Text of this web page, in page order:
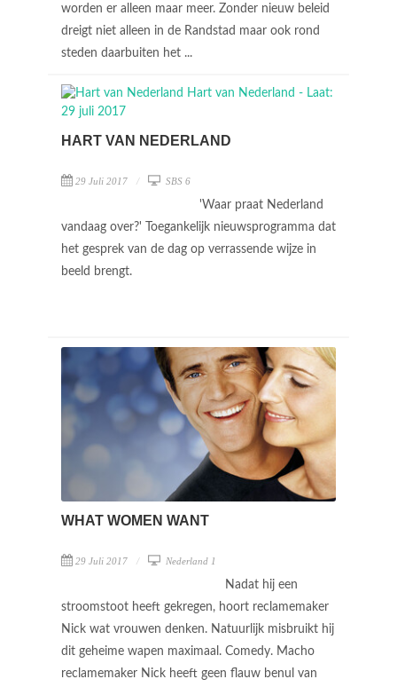
worden er alleen maar meer. Zonder nieuw beleid
dreigt niet alleen in de Randstad maar ook rond
steden daarbuiten het ...
HART VAN NEDERLAND
29 Juli 2017 SBS 6
'Waar praat Nederland
vandaag over?' Toegankelijk nieuwsprogramma dat
het gesprek van de dag op verrassende wijze in
beeld brengt.
WHAT WOMEN WANT
29 Juli 2017 Nederland 1
Nadat hij een
stroomstoot heeft gekregen, hoort reclamemaker
Nick wat vrouwen denken. Natuurlijk misbruikt hij
dit geheime wapen maximaal. Comedy. Macho
reclamemaker Nick heeft geen flauw benul van